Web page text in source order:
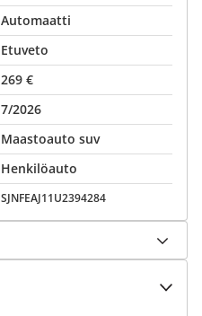
Automaatti
Etuveto
269 €
7/2026
Maastoauto suv
Henkilöauto
SJNFEAJ11U2394284